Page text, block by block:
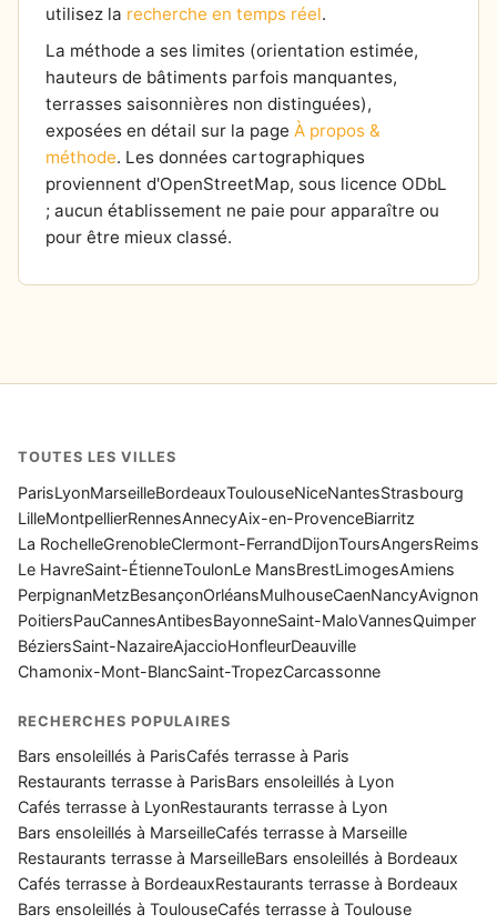
utilisez la recherche en temps réel.
La méthode a ses limites (orientation estimée,
hauteurs de bâtiments parfois manquantes,
terrasses saisonnières non distinguées),
exposées en détail sur la page À propos &
méthode. Les données cartographiques
proviennent d'OpenStreetMap, sous licence ODbL
; aucun établissement ne paie pour apparaître ou
pour être mieux classé.
TOUTES LES VILLES
ParisLyonMarseilleBordeauxToulouseNiceNantesStrasbourg
LilleMontpellierRennesAnnecyAix-en-ProvenceBiarritz
La RochelleGrenobleClermont-FerrandDijonToursAngersReims
Le HavreSaint-ÉtienneToulonLe MansBrestLimogesAmiens
PerpignanMetzBesançonOrléansMulhouseCaenNancyAvignon
PoitiersPauCannesAntibesBayonneSaint-MaloVannesQuimper
BéziersSaint-NazaireAjaccioHonfleurDeauville
Chamonix-Mont-BlancSaint-TropezCarcassonne
RECHERCHES POPULAIRES
Bars ensoleillés à ParisCafés terrasse à Paris
Restaurants terrasse à ParisBars ensoleillés à Lyon
Cafés terrasse à LyonRestaurants terrasse à Lyon
Bars ensoleillés à MarseilleCafés terrasse à Marseille
Restaurants terrasse à MarseilleBars ensoleillés à Bordeaux
Cafés terrasse à BordeauxRestaurants terrasse à Bordeaux
Bars ensoleillés à ToulouseCafés terrasse à Toulouse